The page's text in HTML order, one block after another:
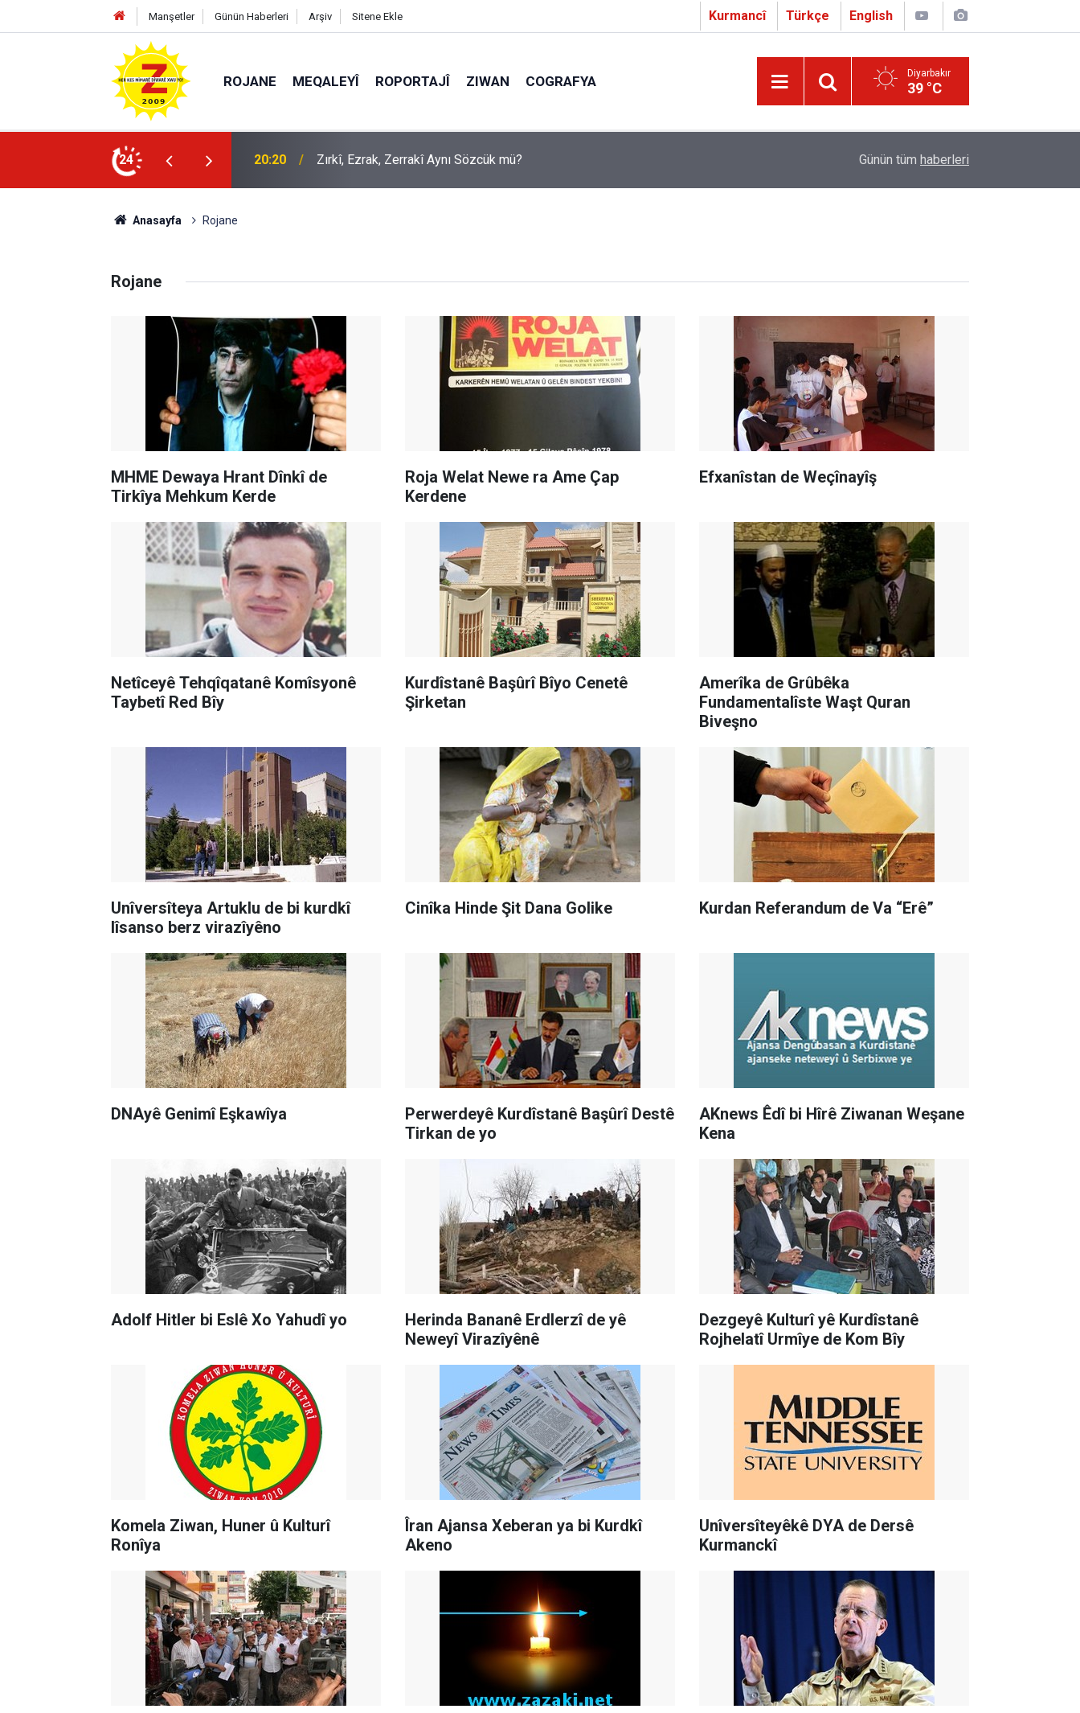
Manşetler Günün Haberleri Arşiv Sitene Ekle Kurmancî Türkçe English
ROJANE MEQALEYÎ ROPORTAJÎ ZIWAN COGRAFYA Diyarbakır
39 °C
24 09:56 Ji Zilma Partîzanan Nimûneyeka Piçûk Çapo 3. o Hîrakerde yê Ferhengê Zazakî-Tirkî
Günün tüm haberleri
Anasayfa Rojane
Rojane
MHME Dewaya Hrant Dînkî de
Tirkîya Mehkum Kerde
Roja Welat Newe ra Ame Çap
Kerdene
Efxanîstan de Weçînayîş
Netîceyê Tehqîqatanê Komîsyonê
Taybetî Red Bîy
Kurdîstanê Başûrî Bîyo Cenetê
Şirketan
Amerîka de Grûbêka
Fundamentalîste Waşt Quran
Biveşno
Unîversîteya Artuklu de bi kurdkî
lîsanso berz virazîyêno
Cinîka Hinde Şit Dana Golike Kurdan Referandum de Va “Erê”
DNAyê Genimî Eşkawîya
Perwerdeyê Kurdîstanê Başûrî Destê
Tirkan de yo
AKnews Êdî bi Hîrê Ziwanan Weşane
Kena
Adolf Hitler bi Eslê Xo Yahudî yo
Herinda Bananê Erdlerzî de yê
Neweyî Virazîyênê
Dezgeyê Kulturî yê Kurdîstanê
Rojhelatî Urmîye de Kom Bîy
Komela Ziwan, Huner û Kulturî
Ronîya
Îran Ajansa Xeberan ya bi Kurdkî
Akeno
Unîversîteyêkê DYA de Dersê
Kurmanckî